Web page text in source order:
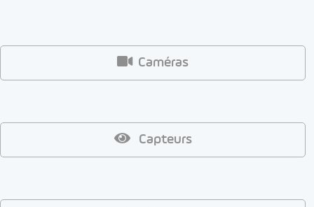
Caméras
Capteurs